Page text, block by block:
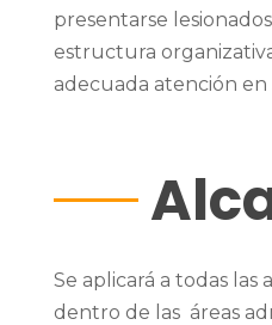
presentarse
estructura
adecuada atención en
Se aplicará a todas las
dentro de las áreas